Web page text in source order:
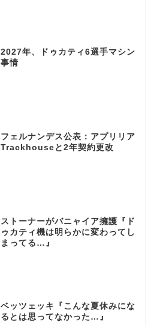
2027年、ドゥカティ6選手マシン
事情
フェルナンデス公表：アプリリア
Trackhouseと2年契約更改
ストーナーがバニャイア擁護『ド
ゥカティ機は明らかに変わってし
まってる…』
ベッツェッキ『こんな夏休みにな
るとは思ってなかった…』